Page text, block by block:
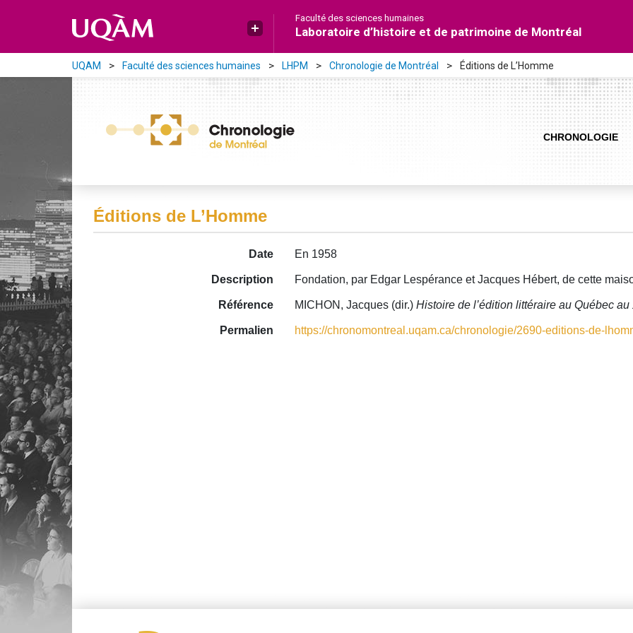
Faculté des sciences humaines
Laboratoire d’histoire et de patrimoine de Montréal
UQAM Faculté des sciences humaines LHPM Chronologie de Montréal Éditions de L’Homme
CHRONOLOGIE
Éditions de L’Homme
Date En 1958
Description Fondation, par Edgar Lespérance et Jacques Hébert, de cette
Référence MICHON, Jacques (dir.) Histoire de l’édition littéraire au Québec
Permalien https://chronomontreal.uqam.ca/chronologie/2690-editions-de-